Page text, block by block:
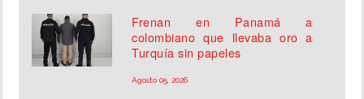
Frenan en Panamá a
colombiano que llevaba oro a
Turquía sin papeles
Agosto 05, 2026